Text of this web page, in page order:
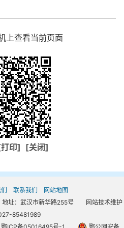
上查看当前页面
印] [关闭]
联系我们
网站地图
址：武汉市新华路255号 网站技术维护
85481989